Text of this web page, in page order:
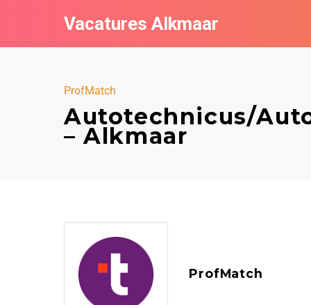
Vacatures Alkmaar
ProfMatch
Autotechnicus/
– Alkmaar
ProfMatch